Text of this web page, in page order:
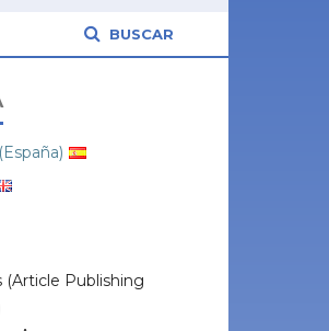
BUSCAR
(Article Publishing